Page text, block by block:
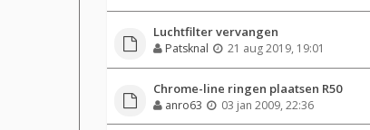
Luchtfilter vervangen
Patsknal 21 aug 2019, 19:01
Chrome-line ringen plaatsen R50
anro63 03 jan 2009, 22:36